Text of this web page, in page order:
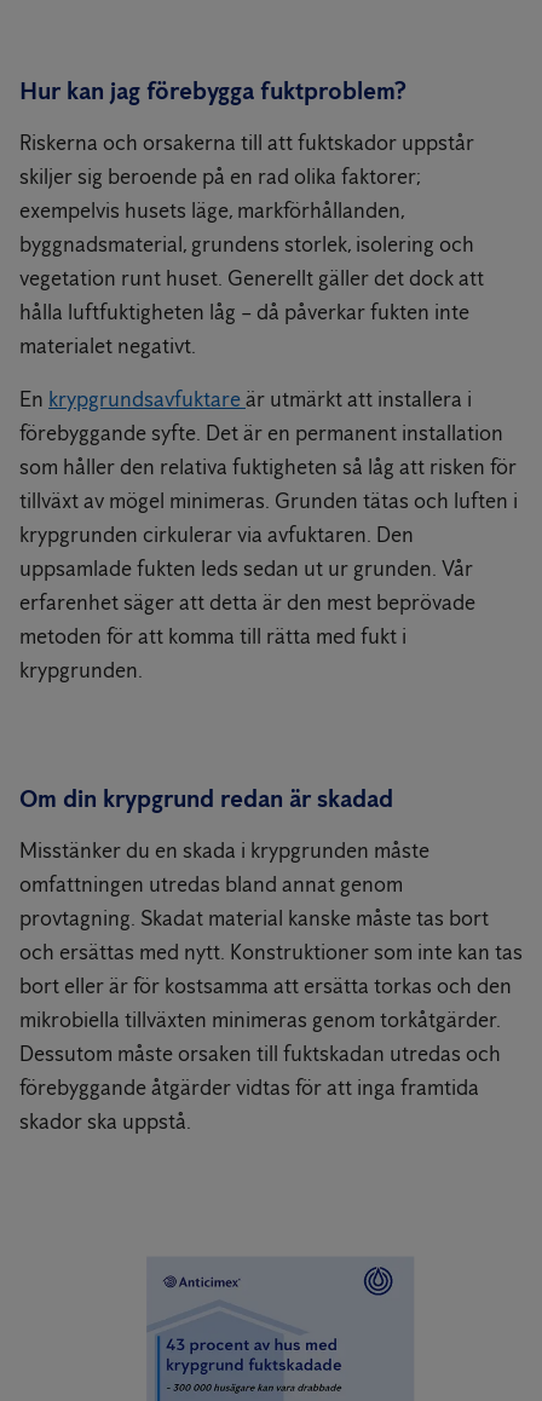
Hur kan jag förebygga fuktproblem?
Riskerna och orsakerna till att fuktskador uppstår
skiljer sig beroende på en rad olika faktorer;
exempelvis husets läge, markförhållanden,
byggnadsmaterial, grundens storlek, isolering och
vegetation runt huset. Generellt gäller det dock att
hålla luftfuktigheten låg – då påverkar fukten inte
materialet negativt.
En krypgrundsavfuktareär utmärkt att installera i
förebyggande syfte. Det är en permanent installation
som håller den relativa fuktigheten så låg att risken för
tillväxt av mögel minimeras. Grunden tätas och luften i
krypgrunden cirkulerar via avfuktaren. Den
uppsamlade fukten leds sedan ut ur grunden. Vår
erfarenhet säger att detta är den mest beprövade
metoden för att komma till rätta med fukt i
krypgrunden.
Om din krypgrund redan är skadad
Misstänker du en skada i krypgrunden måste
omfattningen utredas bland annat genom
provtagning. Skadat material kanske måste tas bort
och ersättas med nytt. Konstruktioner som inte kan tas
bort eller är för kostsamma att ersätta torkas och den
mikrobiella tillväxten minimeras genom torkåtgärder.
Dessutom måste orsaken till fuktskadan utredas och
förebyggande åtgärder vidtas för att inga framtida
skador ska uppstå.